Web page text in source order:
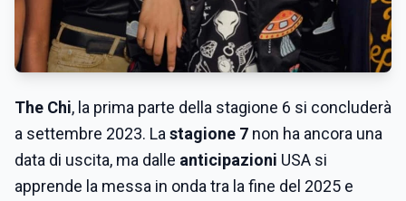
The Chi, la prima parte della stagione 6 si concluderà
a settembre 2023. La stagione 7 non ha ancora una
data di uscita, ma dalle anticipazioni USA si
apprende la messa in onda tra la fine del 2025 e